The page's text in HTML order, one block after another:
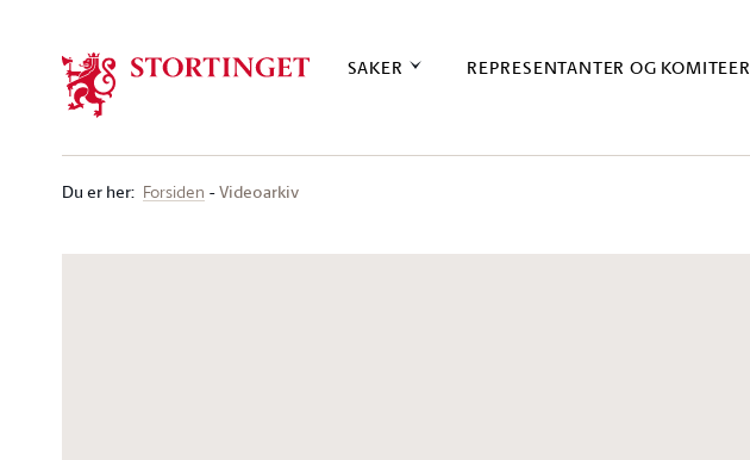
SAKER REPRESENTANTER OG KOMITEER
Du er her: Forsiden Videoarkiv